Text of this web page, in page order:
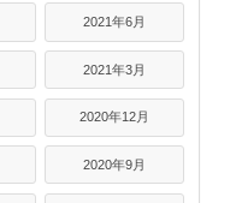
2021年6月
2021年3月
2020年12月
2020年9月